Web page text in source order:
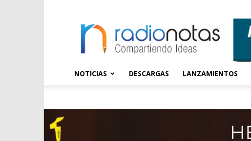
NOTICIAS DESCARGAS LANZAMIENTOS